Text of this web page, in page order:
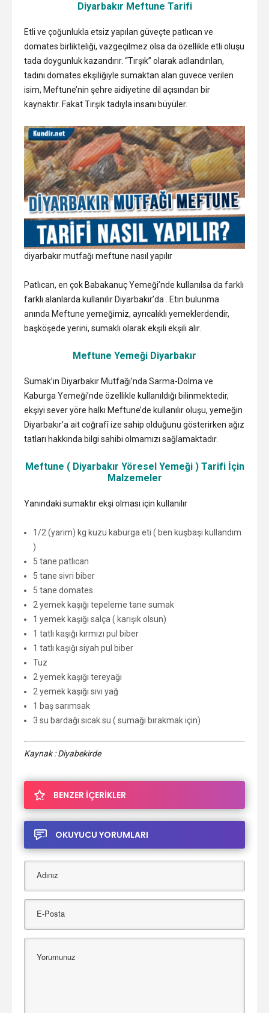
Diyarbakır Meftune Tarifi
Etli ve çoğunlukla etsiz yapılan güveçte patlıcan ve
domates birlikteliği, vazgeçilmez olsa da özellikle etli oluşu
tada doygunluk kazandırır. “Tırşık” olarak adlandırılan,
tadını domates ekşiliğiyle sumaktan alan güvece verilen
isim, Meftune’nin şehre aidiyetine dil açısından bir
kaynaktır. Fakat Tırşık tadıyla insanı büyüler.
diyarbakır mutfağı meftune nasıl yapılır
Patlıcan, en çok Babakanuç Yemeği’nde kullanılsa da farklı
farklı alanlarda kullanılır Diyarbakır’da . Etin bulunma
anında Meftune yemeğimiz, ayrıcalıklı yemeklerdendir,
başköşede yerini, sumaklı olarak ekşili ekşili alır.
Meftune Yemeği Diyarbakır
Sumak’ın Diyarbakır Mutfağı’nda Sarma-Dolma ve
Kaburga Yemeği’nde özellikle kullanıldığı bilinmektedir,
ekşiyi sever yöre halkı Meftune’de kullanılır oluşu, yemeğin
Diyarbakır’a ait coğrafî ize sahip olduğunu gösterirken ağız
tatları hakkında bilgi sahibi olmamızı sağlamaktadır.
Meftune ( Diyarbakır Yöresel Yemeği ) Tarifi İçin
Malzemeler
Yanındaki sumaktır ekşi olması için kullanılır
1/2 (yarım) kg kuzu kaburga eti ( ben kuşbaşı kullandım
)
5 tane patlıcan
5 tane sivri biber
5 tane domates
2 yemek kaşığı tepeleme tane sumak
1 yemek kaşığı salça ( karışık olsun)
1 tatlı kaşığı kırmızı pul biber
1 tatlı kaşığı siyah pul biber
Tuz
2 yemek kaşığı tereyağı
2 yemek kaşığı sıvı yağ
1 baş sarımsak
3 su bardağı sıcak su ( sumağı bırakmak için)
Kaynak : Diyabekirde
BENZER İÇERİKLER
OKUYUCU YORUMLARI